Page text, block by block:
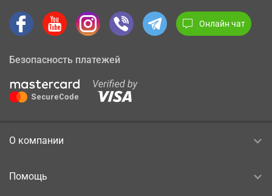
Онлайн чат
Безопасность платежей
О компании
Помощь